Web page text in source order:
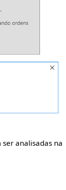
analisadas na